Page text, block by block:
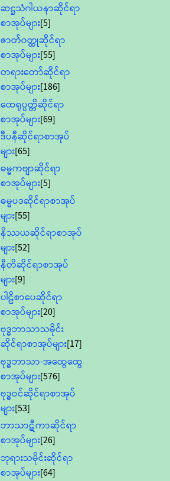
ဆဋ္ဌသံဂါယနာဆိုင်ရာ
စာအုပ်များ[5]
ဇာတ်၀တ္ထုဆိုင်ရာ
စာအုပ်များ[55]
တရားတော်ဆိုင်ရာ
စာအုပ်များ[186]
ထေရုပ္ပတ္တိဆိုင်ရာ
စာအုပ်များ[69]
ဒီပနီဆိုင်ရာစာအုပ်
များ[65]
ဓမ္မကဗျာဆိုင်ရာ
စာအုပ်များ[5]
ဓမ္မပဒဆိုင်ရာစာအုပ်
များ[55]
နိဿယဆိုင်ရာစာအုပ်
များ[52]
နီတိဆိုင်ရာစာအုပ်
များ[9]
ပါဠိစာပေဆိုင်ရာ
စာအုပ်များ[20]
ဗုဒ္ဓဘာသာသမိုင်း
ဆိုင်ရာစာအုပ်များ[17]
ဗုဒ္ဓဘာသာ-အထွေထွေ
စာအုပ်များ[576]
ဗုဒ္ဓဝင်ဆိုင်ရာစာအုပ်
များ[53]
ဘာသာဋီကာဆိုင်ရာ
စာအုပ်များ[26]
ဘုရားသမိုင်းဆိုင်ရာ
စာအုပ်များ[64]